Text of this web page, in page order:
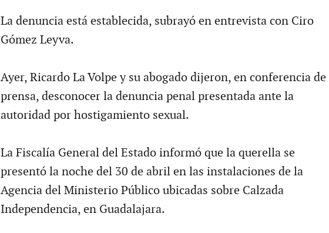
La denuncia está establecida, subrayó en entrevista con Ciro
Gómez Leyva.
Ayer, Ricardo La Volpe y su abogado dijeron, en conferencia de
prensa, desconocer la denuncia penal presentada ante la
autoridad por hostigamiento sexual.
La Fiscalía General del Estado informó que la querella se
presentó la noche del 30 de abril en las instalaciones de la
Agencia del Ministerio Público ubicadas sobre Calzada
Independencia, en Guadalajara.